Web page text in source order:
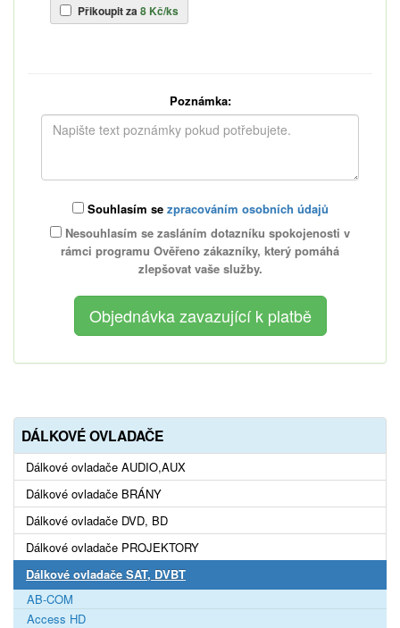
Přikoupit za 8 Kč/ks
Poznámka:
Souhlasím se zpracováním osobních údajů
Nesouhlasím se zasláním dotazníku spokojenosti v
rámci programu Ověřeno zákazníky, který pomáhá
zlepšovat vaše služby.
DÁLKOVÉ OVLADAČE
Dálkové ovladače AUDIO,AUX
Dálkové ovladače BRÁNY
Dálkové ovladače DVD, BD
Dálkové ovladače PROJEKTORY
Dálkové ovladače SAT, DVBT
AB-COM
Access HD